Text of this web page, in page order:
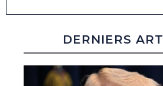
DERNIERS